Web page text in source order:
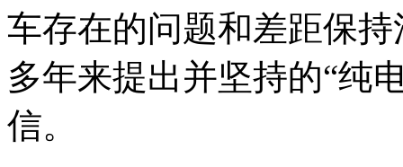
车存在的问题和差距保
多年来提出并坚持的“纯
信。